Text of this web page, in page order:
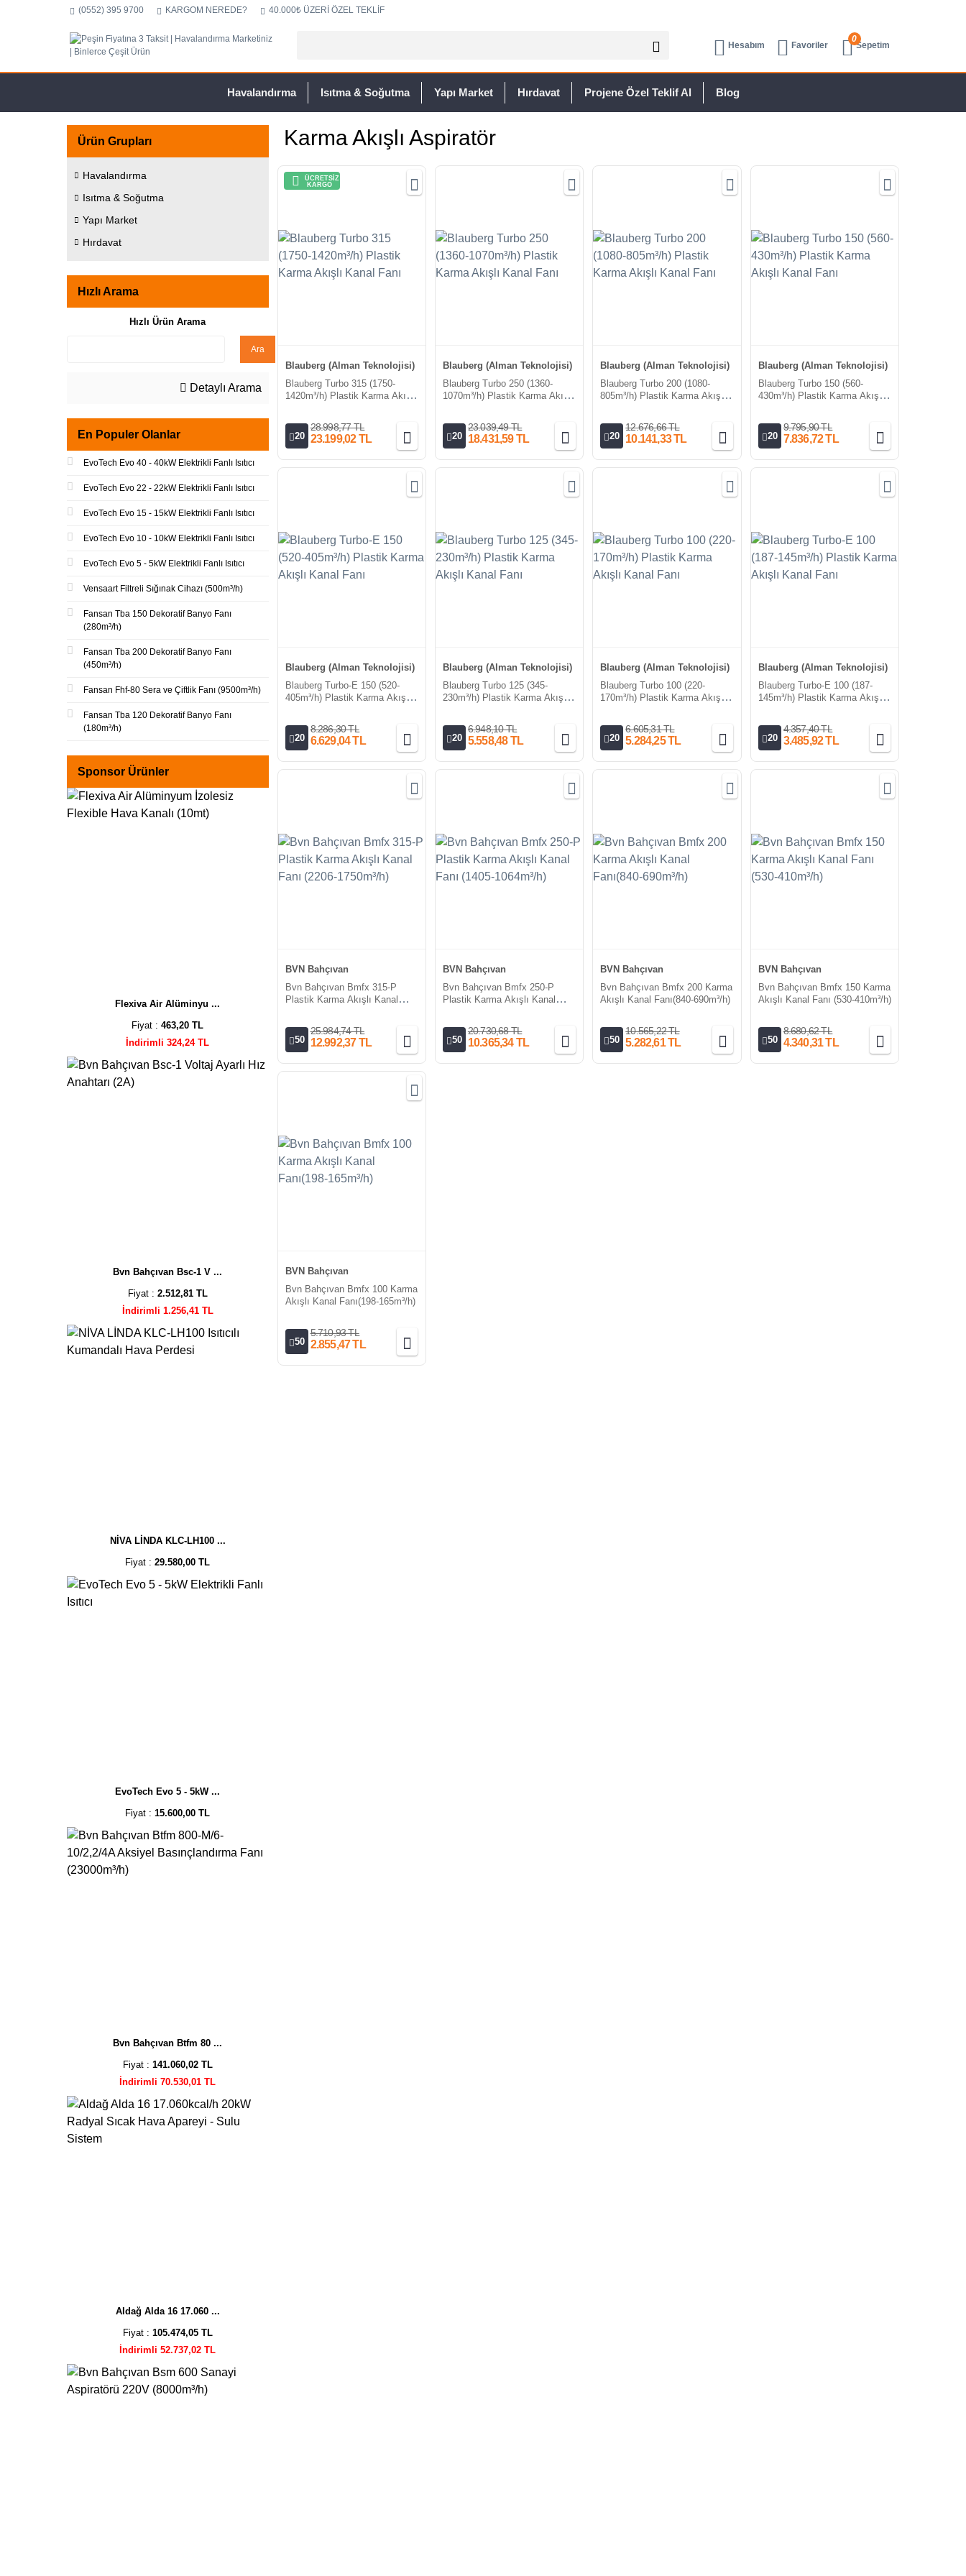
(0552) 395 9700 KARGOM NEREDE? 40.000₺ ÜZERİ ÖZEL TEKLİF
Hesabım Favoriler
0
Sepetim
Havalandırma Isıtma & Soğutma Yapı Market Hırdavat Projene Özel Teklif Al Blog
Ürün Grupları
Havalandırma
Isıtma & Soğutma
Yapı Market
Hırdavat
Hızlı Arama
Hızlı Ürün Arama
Ara
Detaylı Arama
En Populer Olanlar
EvoTech Evo 40 - 40kW Elektrikli Fanlı Isıtıcı
EvoTech Evo 22 - 22kW Elektrikli Fanlı Isıtıcı
EvoTech Evo 15 - 15kW Elektrikli Fanlı Isıtıcı
EvoTech Evo 10 - 10kW Elektrikli Fanlı Isıtıcı
EvoTech Evo 5 - 5kW Elektrikli Fanlı Isıtıcı
Vensaart Filtreli Sığınak Cihazı (500m³/h)
Fansan Tba 150 Dekoratif Banyo Fanı
(280m³/h)
Fansan Tba 200 Dekoratif Banyo Fanı
(450m³/h)
Fansan Fhf-80 Sera ve Çiftlik Fanı (9500m³/h)
Fansan Tba 120 Dekoratif Banyo Fanı
(180m³/h)
Sponsor Ürünler
Flexiva Air Alüminyu ...
Fiyat :463,20 TL
İndirimli 324,24 TL
Bvn Bahçıvan Bsc-1 V ...
Fiyat : 2.512,81 TL
İndirimli 1.256,41 TL
NİVA LİNDA KLC-LH100 ...
Fiyat :29.580,00 TL
EvoTech Evo 5 - 5kW ...
Fiyat :15.600,00 TL
Bvn Bahçıvan Btfm 80 ...
Fiyat : 141.060,02 TL
İndirimli 70.530,01 TL
Aldağ Alda 16 17.060 ...
Fiyat : 105.474,05 TL
İndirimli 52.737,02 TL
Karma Akışlı Aspiratör
ÜCRETSİZ
KARGO
Blauberg (Alman Teknolojisi)
Blauberg Turbo 315 (1750-
1420m³/h) Plastik Karma Akışlı
20
28.998,77 TL
23.199,02 TL
Blauberg (Alman Teknolojisi)
Blauberg Turbo 250 (1360-
1070m³/h) Plastik Karma Akışlı
20
23.039,49 TL
18.431,59 TL
Blauberg (Alman Teknolojisi)
Blauberg Turbo 200 (1080-
805m³/h) Plastik Karma Akışlı
20
12.676,66 TL
10.141,33 TL
Blauberg (Alman Teknolojisi)
Blauberg Turbo 150 (560-
430m³/h) Plastik Karma Akışlı
20
9.795,90 TL
7.836,72 TL
Blauberg (Alman Teknolojisi)
Blauberg Turbo-E 150 (520-
405m³/h) Plastik Karma Akışlı
20
8.286,30 TL
6.629,04 TL
Blauberg (Alman Teknolojisi)
Blauberg Turbo 125 (345-
230m³/h) Plastik Karma Akışlı
20
6.948,10 TL
5.558,48 TL
Blauberg (Alman Teknolojisi)
Blauberg Turbo 100 (220-
170m³/h) Plastik Karma Akışlı
20
6.605,31 TL
5.284,25 TL
Blauberg (Alman Teknolojisi)
Blauberg Turbo-E 100 (187-
145m³/h) Plastik Karma Akışlı
20
4.357,40 TL
3.485,92 TL
BVN Bahçıvan
Bvn Bahçıvan Bmfx 315-P
Plastik Karma Akışlı Kanal
50
25.984,74 TL
12.992,37 TL
BVN Bahçıvan
Bvn Bahçıvan Bmfx 250-P
Plastik Karma Akışlı Kanal
50
20.730,68 TL
10.365,34 TL
BVN Bahçıvan
Bvn Bahçıvan Bmfx 200 Karma
Akışlı Kanal Fanı(840-690m³/h)
50
10.565,22 TL
5.282,61 TL
BVN Bahçıvan
Bvn Bahçıvan Bmfx 150 Karma
Akışlı Kanal Fanı (530-410m³/h)
50
8.680,62 TL
4.340,31 TL
BVN Bahçıvan
Bvn Bahçıvan Bmfx 100 Karma
Akışlı Kanal Fanı(198-165m³/h)
50
5.710,93 TL
2.855,47 TL